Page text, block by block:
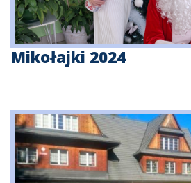
Mikołajki 2024